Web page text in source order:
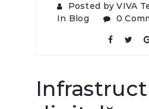
Posted by VIVA
In Blog 0